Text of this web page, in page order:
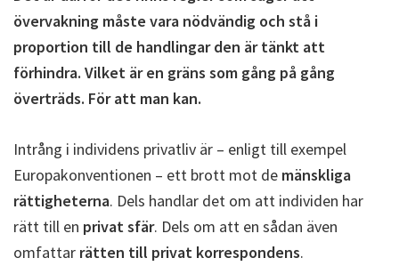
övervakning måste vara nödvändig och stå i
proportion till de handlingar den är tänkt att
förhindra. Vilket är en gräns som gång på gång
överträds. För att man kan.
Intrång i individens privatliv är – enligt till exempel
Europakonventionen – ett brott mot de mänskliga
rättigheterna. Dels handlar det om att individen har
rätt till en privat sfär. Dels om att en sådan även
omfattar rätten till privat korrespondens.